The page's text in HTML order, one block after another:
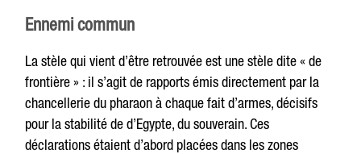
Ennemi commun
La stèle qui vient d’être retrouvée est une stèle dite « de
frontière » : il s’agit de rapports émis directement par la
chancellerie du pharaon à chaque fait d’armes, décisifs
pour la stabilité de d’Egypte, du souverain. Ces
déclarations étaient d’abord placées dans les zones